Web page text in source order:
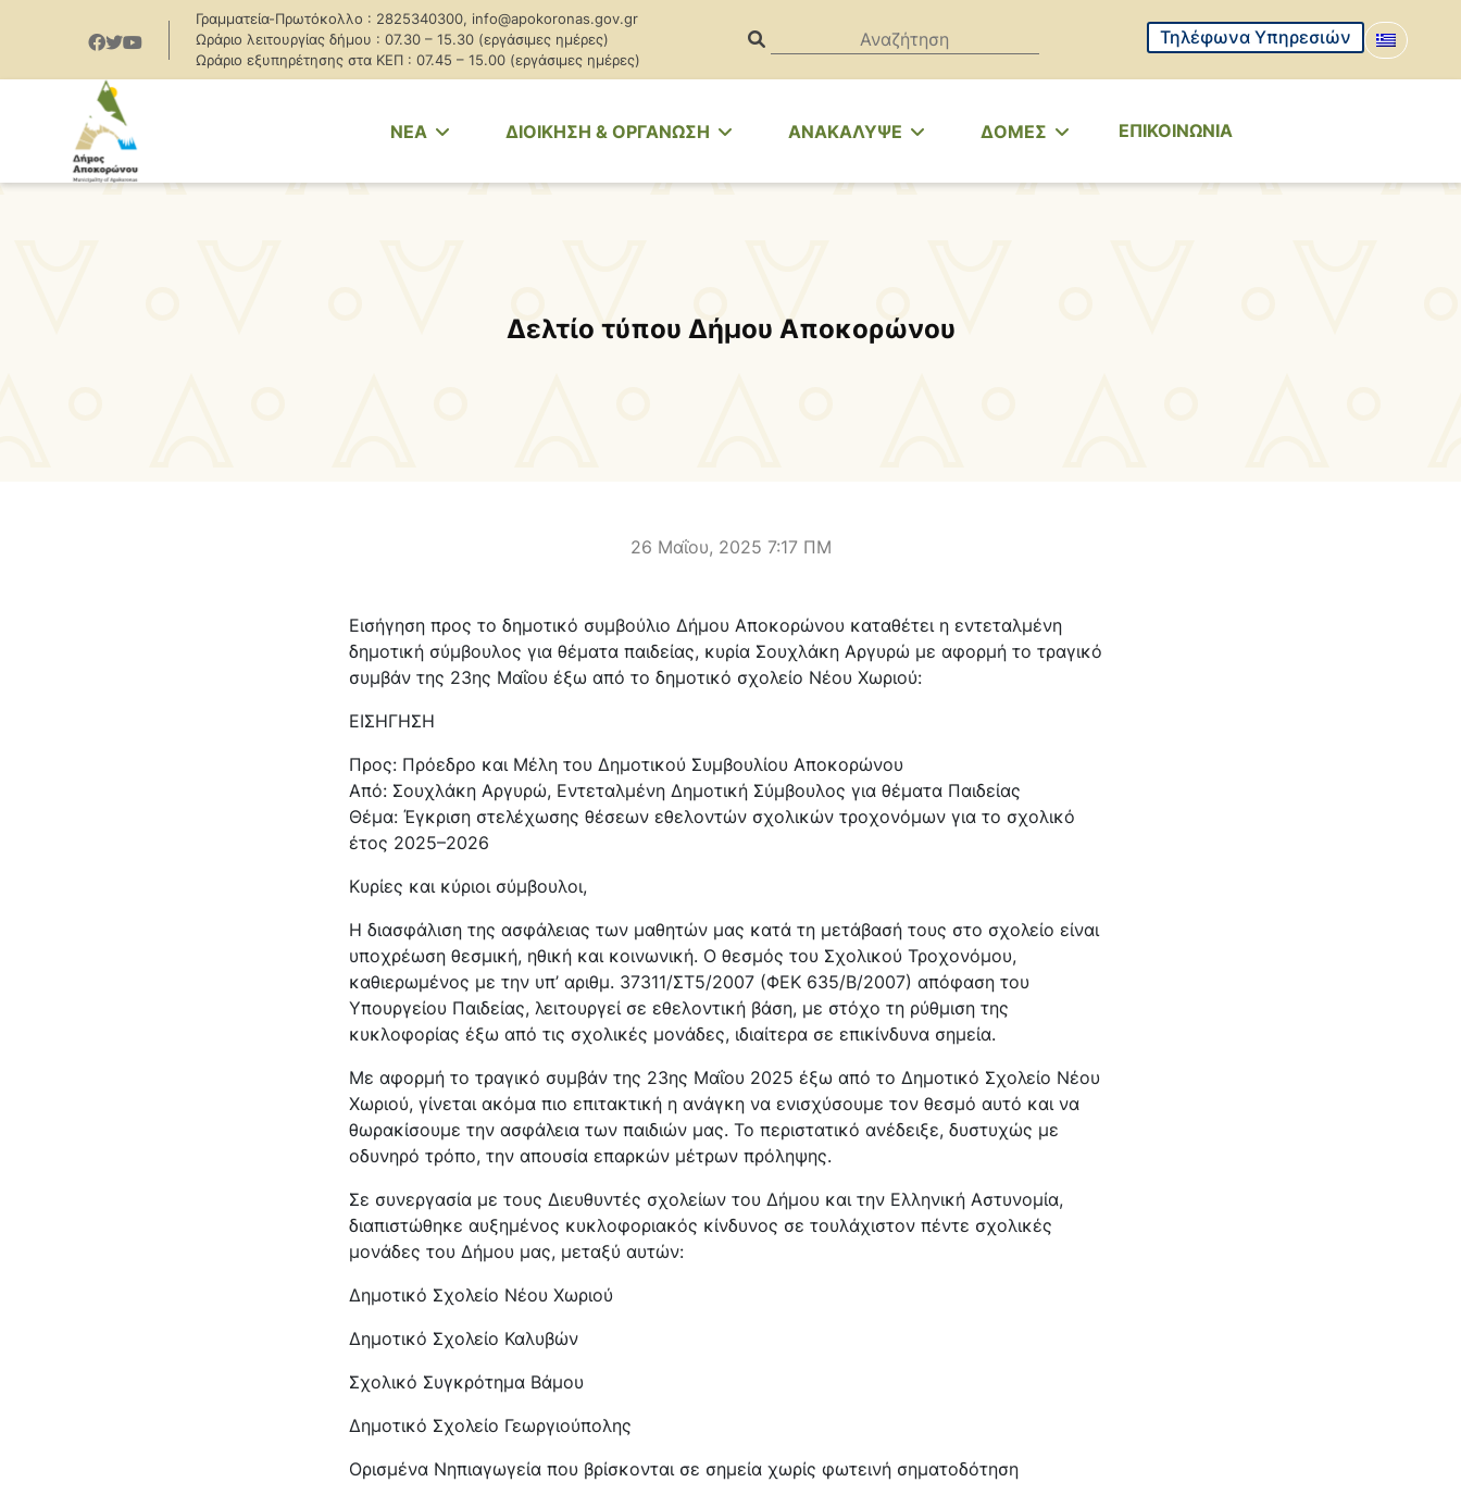
Γραμματεία-Πρωτόκολλο : 2825340300, info@apokoronas.gov.gr
Ωράριο λειτουργίας δήμου : 07.30 – 15.30 (εργάσιμες ημέρες)
Ωράριο εξυπηρέτησης στα ΚΕΠ : 07.45 – 15.00 (εργάσιμες ημέρες)
Τηλέφωνα Υπηρεσιών
NEA ΔΙΟΙΚΗΣΗ & ΟΡΓΑΝΩΣΗ ΑΝΑΚΑΛΥΨΕ ΔΟΜΕΣ ΕΠΙΚΟΙΝΩΝΙΑ
Δελτίο τύπου Δήμου Αποκορώνου
26 Μαΐου, 2025 7:17 ΠΜ
Εισήγηση προς το δημοτικό συμβούλιο Δήμου Αποκορώνου καταθέτει η εντεταλμένη
δημοτική σύμβουλος για θέματα παιδείας, κυρία Σουχλάκη Αργυρώ με αφορμή το τραγικό
συμβάν της 23ης Μαΐου έξω από το δημοτικό σχολείο Νέου Χωριού:
ΕΙΣΗΓΗΣΗ
Προς: Πρόεδρο και Μέλη του Δημοτικού Συμβουλίου Αποκορώνου
Από: Σουχλάκη Αργυρώ, Εντεταλμένη Δημοτική Σύμβουλος για θέματα Παιδείας
Θέμα: Έγκριση στελέχωσης θέσεων εθελοντών σχολικών τροχονόμων για το σχολικό
έτος 2025–2026
Κυρίες και κύριοι σύμβουλοι,
Η διασφάλιση της ασφάλειας των μαθητών μας κατά τη μετάβασή τους στο σχολείο είναι
υποχρέωση θεσμική, ηθική και κοινωνική. Ο θεσμός του Σχολικού Τροχονόμου,
καθιερωμένος με την υπ’ αριθμ. 37311/ΣΤ5/2007 (ΦΕΚ 635/Β/2007) απόφαση του
Υπουργείου Παιδείας, λειτουργεί σε εθελοντική βάση, με στόχο τη ρύθμιση της
κυκλοφορίας έξω από τις σχολικές μονάδες, ιδιαίτερα σε επικίνδυνα σημεία.
Με αφορμή το τραγικό συμβάν της 23ης Μαΐου 2025 έξω από το Δημοτικό Σχολείο Νέου
Χωριού, γίνεται ακόμα πιο επιτακτική η ανάγκη να ενισχύσουμε τον θεσμό αυτό και να
θωρακίσουμε την ασφάλεια των παιδιών μας. Το περιστατικό ανέδειξε, δυστυχώς με
οδυνηρό τρόπο, την απουσία επαρκών μέτρων πρόληψης.
Σε συνεργασία με τους Διευθυντές σχολείων του Δήμου και την Ελληνική Αστυνομία,
διαπιστώθηκε αυξημένος κυκλοφοριακός κίνδυνος σε τουλάχιστον πέντε σχολικές
μονάδες του Δήμου μας, μεταξύ αυτών:
Δημοτικό Σχολείο Νέου Χωριού
Δημοτικό Σχολείο Καλυβών
Σχολικό Συγκρότημα Βάμου
Δημοτικό Σχολείο Γεωργιούπολης
Ορισμένα Νηπιαγωγεία που βρίσκονται σε σημεία χωρίς φωτεινή σηματοδότηση